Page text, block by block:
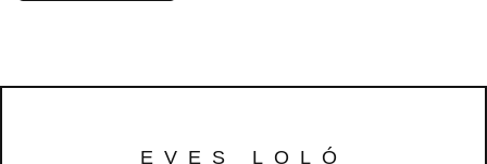
EVES LOLÓ